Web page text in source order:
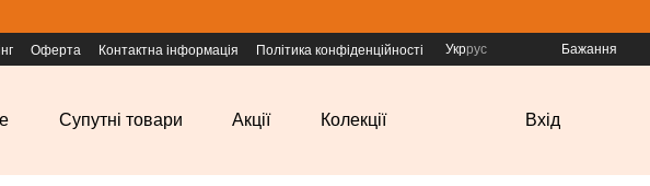
Оферта Контактна інформація Політика конфіденційності Укррус Бажання
Супутні товари Акції Колекції Вхід